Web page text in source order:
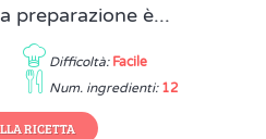
preparazione è...
Difficoltà: Facile
Num. ingredienti: 12
RICETTA